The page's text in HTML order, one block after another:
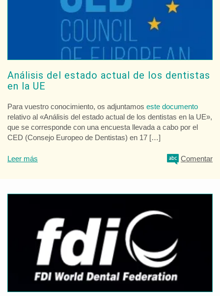
Análisis del estado actual de los dentistas
en la UE
Para vuestro conocimiento, os adjuntamos este documento
relativo al «Análisis del estado actual de los dentistas en la UE»,
que se corresponde con una encuesta llevada a cabo por el
CED (Consejo Europeo de Dentistas) en 17 […]
Leer más Comentar